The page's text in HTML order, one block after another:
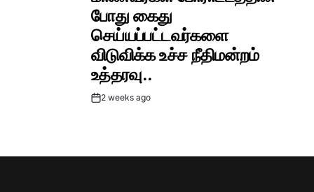
போது கைது
செய்யப்பட்டவர்களை
விடுவிக்க உச்ச நீதிமன்றம்
உத்தரவு..
Post2 weeks ago